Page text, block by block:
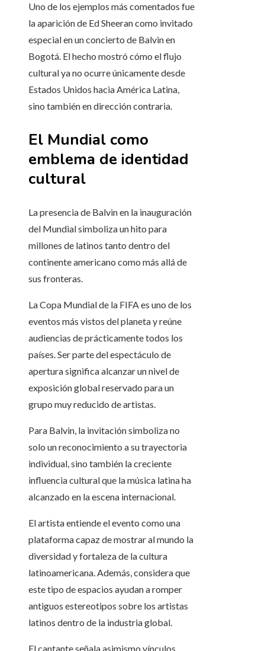
Uno de los ejemplos más comentados fue
la aparición de Ed Sheeran como invitado
especial en un concierto de Balvin en
Bogotá. El hecho mostró cómo el flujo
cultural ya no ocurre únicamente desde
Estados Unidos hacia América Latina,
sino también en dirección contraria.
El Mundial como
emblema de identidad
cultural
La presencia de Balvin en la inauguración
del Mundial simboliza un hito para
millones de latinos tanto dentro del
continente americano como más allá de
sus fronteras.
La Copa Mundial de la FIFA es uno de los
eventos más vistos del planeta y reúne
audiencias de prácticamente todos los
países. Ser parte del espectáculo de
apertura significa alcanzar un nivel de
exposición global reservado para un
grupo muy reducido de artistas.
Para Balvin, la invitación simboliza no
solo un reconocimiento a su trayectoria
individual, sino también la creciente
influencia cultural que la música latina ha
alcanzado en la escena internacional.
El artista entiende el evento como una
plataforma capaz de mostrar al mundo la
diversidad y fortaleza de la cultura
latinoamericana. Además, considera que
este tipo de espacios ayudan a romper
antiguos estereotipos sobre los artistas
latinos dentro de la industria global.
El cantante señala asimismo vínculos